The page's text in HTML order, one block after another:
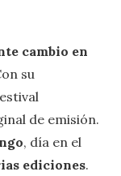
cambio en
su
de emisión.
, día en el
ediciones.